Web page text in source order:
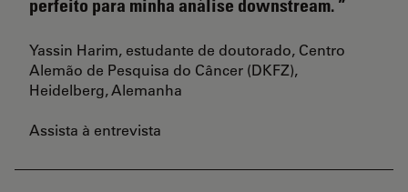
perfeito para minha análise downstream.
Yassin Harim, estudante de doutorado, Centro
Alemão de Pesquisa do Câncer (DKFZ),
Heidelberg, Alemanha
Assista à entrevista